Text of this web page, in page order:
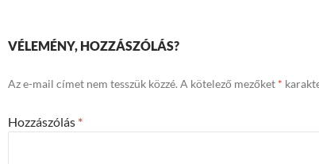
VÉLEMÉNY, HOZZÁSZÓLÁS?
Az e-mail címet nem tesszük közzé. A kötelező mezőket *
Hozzászólás *